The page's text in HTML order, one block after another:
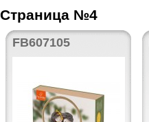
Страница №4
FB607105